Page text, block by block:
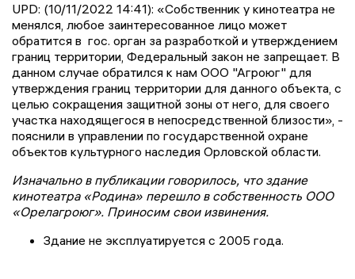
UPD: (10/11/2022 14:41): «Собственник у кинотеатра не
менялся, любое заинтересованное лицо может
обратится в гос. орган за разработкой и утверждением
границ территории, Федеральный закон не запрещает. В
данном случае обратился к нам ООО "Агроюг" для
утверждения границ территории для данного объекта, с
целью сокращения защитной зоны от него, для своего
участка находящегося в непосредственной близости», -
пояснили в управлении по государственной охране
объектов культурного наследия Орловской области.
Изначально в публикации говорилось, что здание
кинотеатра «Родина» перешло в собственность ООО
«Орелагроюг». Приносим свои извинения.
Здание не эксплуатируется с 2005 года.